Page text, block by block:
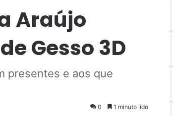
Araújo
Gesso 3D
presentes e aos que
0 1 minuto lido